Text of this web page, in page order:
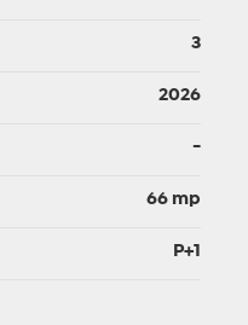
3
2026
-
66 mp
P+1